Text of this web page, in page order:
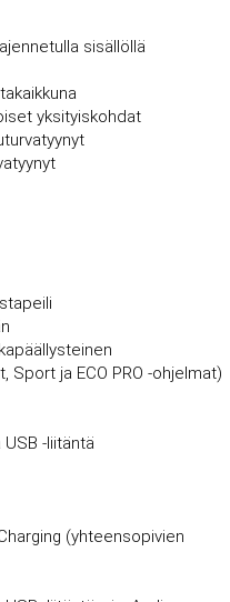
sisällöllä
yksityiskohdat
Sport ja ECO PRO -ohjelmat)
-liitäntä
(yhteensopivien